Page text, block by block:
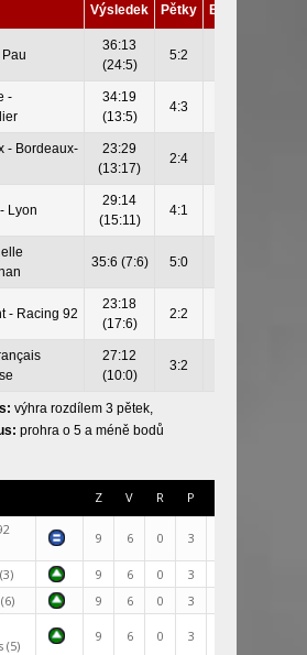
Výsledek Pětky Body
36:13
(24:5)
5:2
-
34:19
(13:5)
4:3
- Bordeaux-
23:29
(13:17)
2:4
Lyon
29:14
(15:11)
4:1
35:6 (7:6) 5:0
- Racing 92
23:18
(17:6)
2:2
27:12
(10:0)
3:2
výhra rozdílem 3 pětek,
prohra o 5 a méně bodů
Z V R P
9 6 0 3
9 6 0 3
9 6 0 3
(5)
9 6 0 3